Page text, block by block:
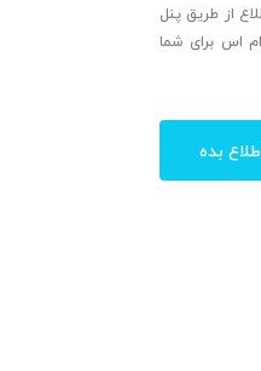
از طریق پنل
اس برای شما
بده